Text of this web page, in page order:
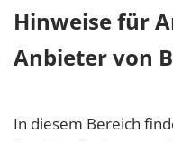
Hinweise für
Anbieter von
In diesem Bereich